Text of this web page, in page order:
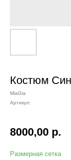
Костюм
MiaGia
Артикул:
8000,00 р.
Размерная сетка